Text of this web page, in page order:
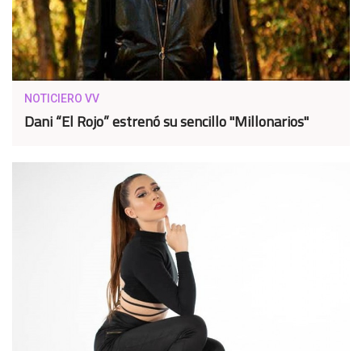
NOTICIERO VV
Dani “El Rojo” estrenó su sencillo "Millonarios"